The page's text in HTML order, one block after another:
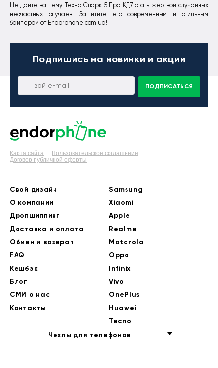
Не дайте вашему Техно Спарк 5 Про КД7 стать жертвой случайных
несчастных случаев. Защитите его современным и стильным
бампером от Endorphone.com.ua!
Подпишись на новинки и акции
ПОДПИСАТЬСЯ
Карта сайта
Пользовательское соглашение
Договор публичной оферты
Свой дизайн
О компании
Дропшиппинг
Доставка и оплата
Обмен и возврат
FAQ
Кешбэк
Блог
СМИ о нас
Контакты
Samsung
Xiaomi
Apple
Realme
Motorola
Oppo
Infinix
Vivo
OnePlus
Huawei
Tecno
Чехлы для телефонов